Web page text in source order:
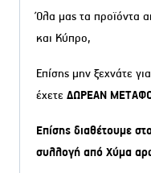
Όλα μας τα προϊόντα
και Κύπρο,
Επίσης μην ξεχνάτε
έχετε ΔΩΡΕΑΝ
Επίσης διαθέτουμε
συλλογή από Χύμα